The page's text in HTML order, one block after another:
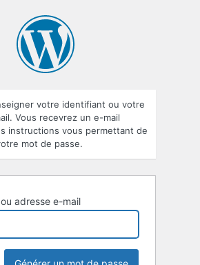
votre identifiant ou votre
Vous recevrez un e-mail
instructions vous permettant de
mot de passe.
adresse e-mail